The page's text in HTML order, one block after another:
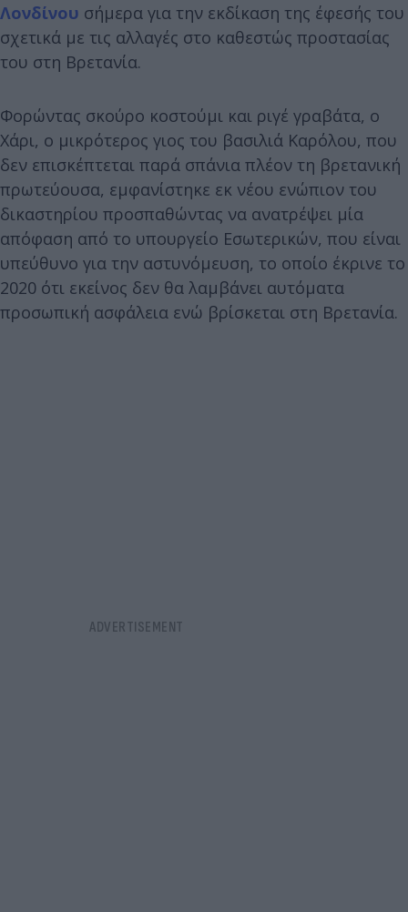
Λονδίνου σήμερα για την εκδίκαση της έφεσής του
σχετικά με τις αλλαγές στο καθεστώς προστασίας
του στη Βρετανία.
Φορώντας σκούρο κοστούμι και ριγέ γραβάτα, ο
Χάρι, ο μικρότερος γιος του βασιλιά Καρόλου, που
δεν επισκέπτεται παρά σπάνια πλέον τη βρετανική
πρωτεύουσα, εμφανίστηκε εκ νέου ενώπιον του
δικαστηρίου προσπαθώντας να ανατρέψει μία
απόφαση από το υπουργείο Εσωτερικών, που είναι
υπεύθυνο για την αστυνόμευση, το οποίο έκρινε το
2020 ότι εκείνος δεν θα λαμβάνει αυτόματα
προσωπική ασφάλεια ενώ βρίσκεται στη Βρετανία.